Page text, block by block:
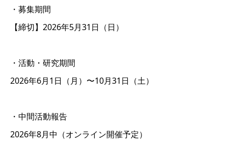
・募集期間
【締切】2026年5月31日（日）
・活動・研究期間
2026年6月1日（月）〜10月31日（土）
・中間活動報告
2026年8月中（オンライン開催予定）